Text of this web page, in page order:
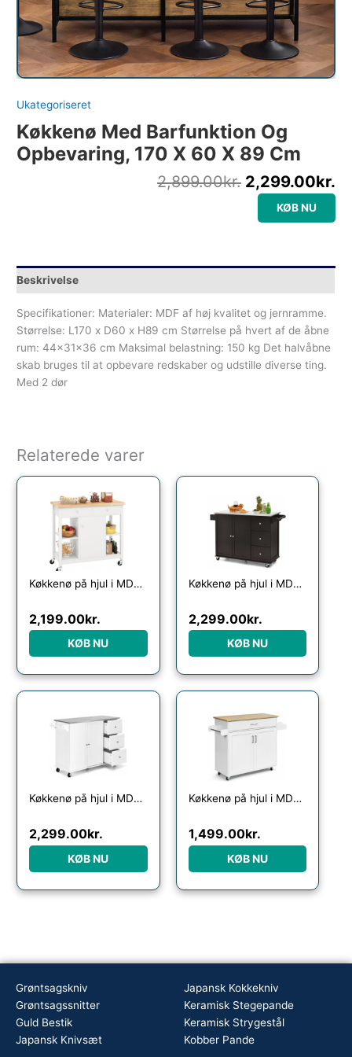
Ukategoriseret
Køkkenø Med Barfunktion Og
Opbevaring, 170 X 60 X 89 Cm
2,899.00kr. 2,299.00kr.
KØB NU
Beskrivelse
Specifikationer: Materialer: MDF af høj kvalitet og jernramme.
Størrelse: L170 x D60 x H89 cm Størrelse på hvert af de åbne
rum: 44x31x36 cm Maksimal belastning: 150 kg Det halvåbne
skab bruges til at opbevare redskaber og udstille diverse ting.
Med 2 dør
Relaterede varer
Køkkenø på hjul i MDF og fyrretræ H90 x B99 x D46 cm – Hvid/Natur
2,199.00kr.
KØB NU
Køkkenø på hjul i MDF og rustfri stål H91,5 x B113,5 – 135 x D45,5 cm – Mørkebrun/Stål
2,299.00kr.
KØB NU
Køkkenø på hjul i MDF og rustfri stål H91,5 x B113,5 – 135 x D45,5 cm – Hvid/Stål
2,299.00kr.
KØB NU
Køkkenø på hjul i MDF og hårdtræ H85 x B90 – 116 x D40 cm – Hvid/Natur
1,499.00kr.
KØB NU
Grøntsagskniv
Grøntsagssnitter
Guld Bestik
Japansk Knivsæt
Japansk Kokkekniv
Keramisk Stegepande
Keramisk Strygestål
Kobber Pande